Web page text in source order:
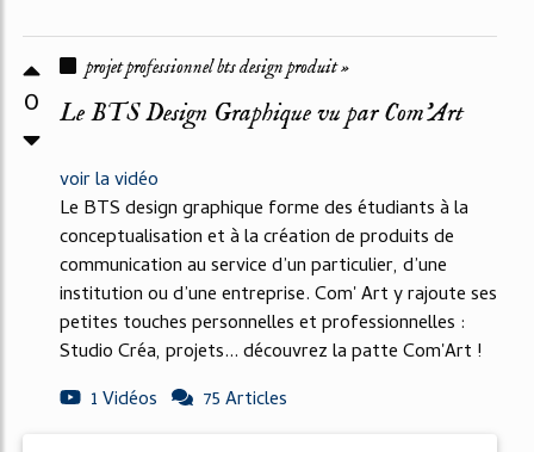
0
projet professionnel bts design produit »
Le BTS Design Graphique vu par Com'Art
voir la vidéo
Le BTS design graphique forme des étudiants à la
conceptualisation et à la création de produits de
communication au service d’un particulier, d’une
institution ou d’une entreprise. Com' Art y rajoute ses
petites touches personnelles et professionnelles :
Studio Créa, projets... découvrez la patte Com'Art !
1 Vidéos
75 Articles